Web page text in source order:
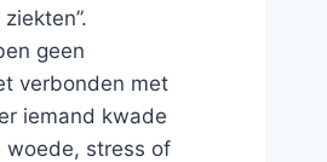
geen
verbonden met
iemand kwade
woede, stress of